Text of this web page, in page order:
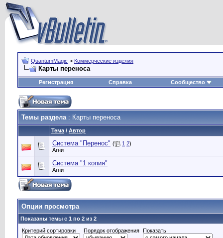
QuantumMagic > Коммерческие изделия
Карты переноса
Регистрация Справка Сообщество
Темы раздела: Карты переноса
Тема / Автор
Система "Перенос" ( 1 2)
Агни
Система "1 копия"
Агни
Опции просмотра
Показаны темы с 1 по 2 из 2
Критерий сортировки
Порядок отображения Показать